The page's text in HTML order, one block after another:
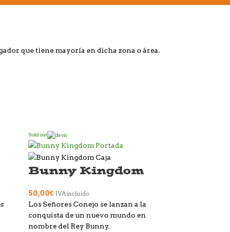
que tiene mayoría en dicha zona o área.
Sold out
Bunny Kingdom
50,00€ IVA incluido
Los Señores Conejo se lanzan a la
conquista de un nuevo mundo en
nombre del Rey Bunny.